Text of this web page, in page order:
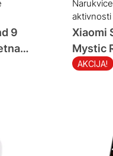
119.00
89.90
9
aktivnosti
AKCIJA!
Xiaomi
Mystic